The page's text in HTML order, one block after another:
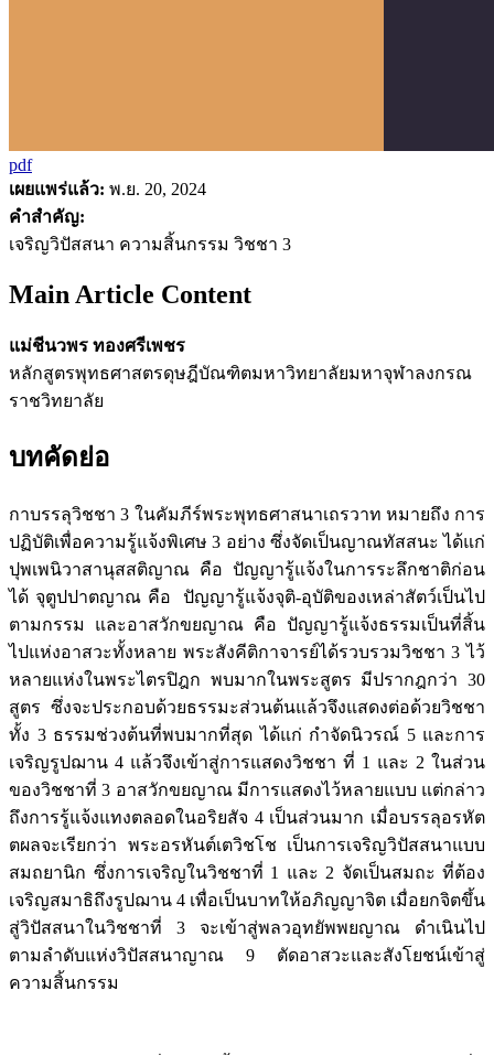
pdf
เผยแพร่แล้ว: พ.ย. 20, 2024
คำสำคัญ:
เจริญวิปัสสนา ความสิ้นกรรม วิชชา 3
Main Article Content
แม่ชีนวพร ทองศรีเพชร
หลักสูตรพุทธศาสตรดุษฎีบัณฑิตมหาวิทยาลัยมหาจุฬาลงกรณ
ราชวิทยาลัย
บทคัดย่อ
กาบรรลุวิชชา 3 ในคัมภีร์พระพุทธศาสนาเถรวาท หมายถึง การ
ปฏิบัติเพื่อความรู้แจ้งพิเศษ 3 อย่าง ซึ่งจัดเป็นญาณทัสสนะ ได้แก่
ปุพเพนิวาสานุสสติญาณ คือ ปัญญารู้แจ้งในการระลึกชาติก่อน
ได้ จุตูปปาตญาณ คือ ปัญญารู้แจ้งจุติ-อุบัติของเหล่าสัตว์เป็นไป
ตามกรรม และอาสวักขยญาณ คือ ปัญญารู้แจ้งธรรมเป็นที่สิ้น
ไปแห่งอาสวะทั้งหลาย พระสังคีติกาจารย์ได้รวบรวมวิชชา 3 ไว้
หลายแห่งในพระไตรปิฎก พบมากในพระสูตร มีปรากฎกว่า 30
สูตร ซึ่งจะประกอบด้วยธรรมะส่วนต้นแล้วจึงแสดงต่อด้วยวิชชา
ทั้ง 3 ธรรมช่วงต้นที่พบมากที่สุด ได้แก่ กำจัดนิวรณ์ 5 และการ
เจริญรูปฌาน 4 แล้วจึงเข้าสู่การแสดงวิชชา ที่ 1 และ 2 ในส่วน
ของวิชชาที่ 3 อาสวักขยญาณ มีการแสดงไว้หลายแบบ แต่กล่าว
ถึงการรู้แจ้งแทงตลอดในอริยสัจ 4 เป็นส่วนมาก เมื่อบรรลุอรหัต
ตผลจะเรียกว่า พระอรหันต์เตวิชโช เป็นการเจริญวิปัสสนาแบบ
สมถยานิก ซึ่งการเจริญในวิชชาที่ 1 และ 2 จัดเป็นสมถะ ที่ต้อง
เจริญสมาธิถึงรูปฌาน 4 เพื่อเป็นบาทให้อภิญญาจิต เมื่อยกจิตขึ้น
สู่วิปัสสนาในวิชชาที่ 3 จะเข้าสู่พลวอุทยัพพยญาณ ดำเนินไป
ตามลำดับแห่งวิปัสสนาญาณ 9 ตัดอาสวะและสังโยชน์เข้าสู่
ความสิ้นกรรม